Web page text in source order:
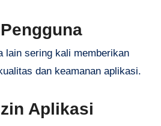
lain sering kali memberikan
dan keamanan aplikasi.
Aplikasi